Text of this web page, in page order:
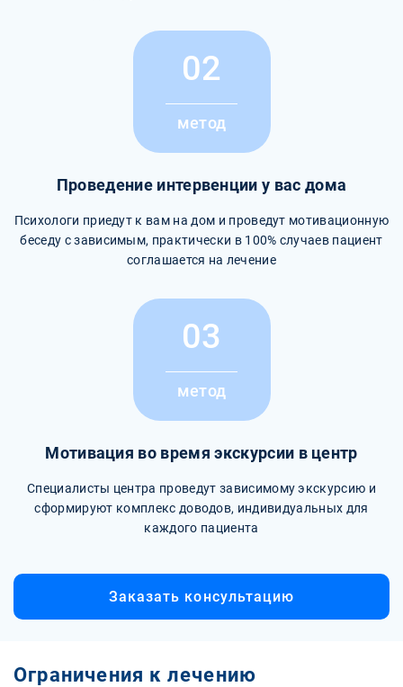
02
метод
Проведение интервенции у вас дома
Психологи приедут к вам на дом и проведут мотивационную
беседу с зависимым, практически в 100% случаев пациент
соглашается на лечение
03
метод
Мотивация во время экскурсии в центр
Специалисты центра проведут зависимому экскурсию и
сформируют комплекс доводов, индивидуальных для
каждого пациента
Заказать консультацию
Ограничения к лечению